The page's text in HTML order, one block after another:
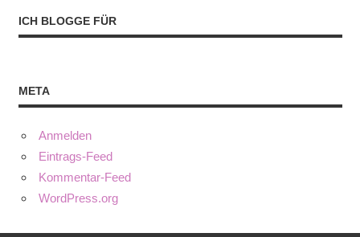
ICH BLOGGE FÜR
META
Anmelden
Eintrags-Feed
Kommentar-Feed
WordPress.org